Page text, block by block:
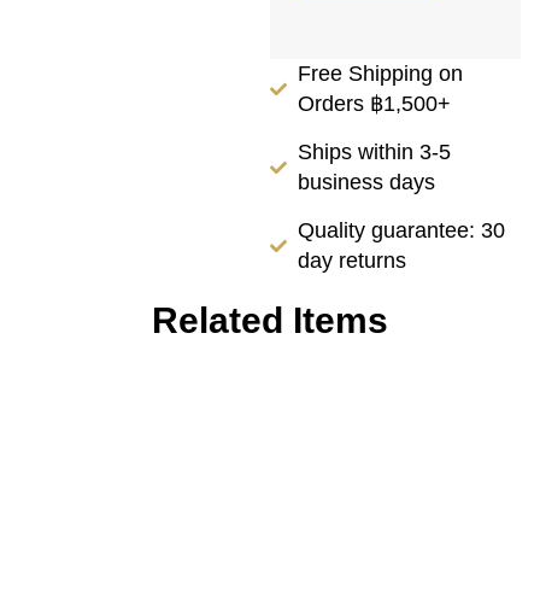
Free Shipping on
Orders ฿1,500+
Ships within 3-5
business days
Quality guarantee: 30
day returns
Related Items